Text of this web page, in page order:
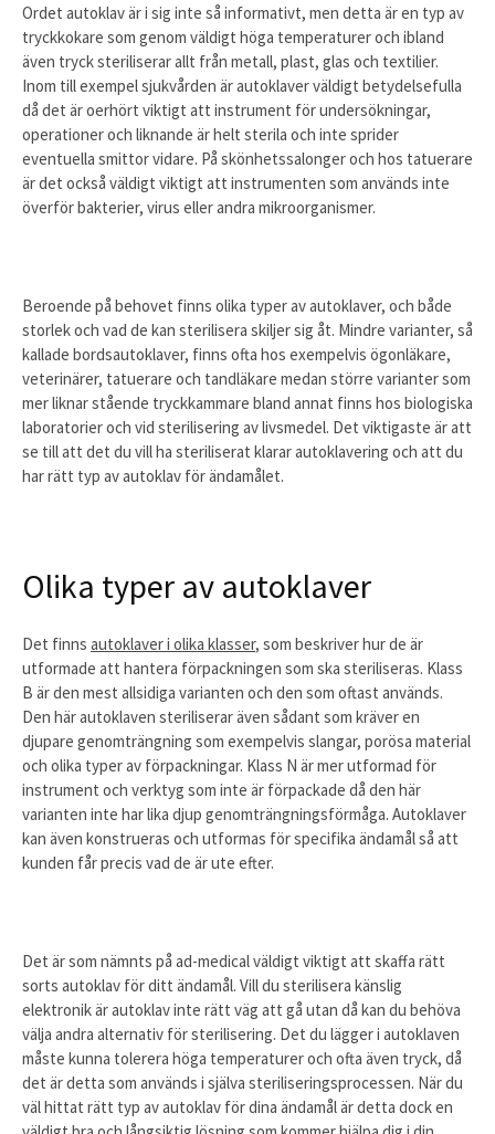
Ordet autoklav är i sig inte så informativt, men detta är en typ av
tryckkokare som genom väldigt höga temperaturer och ibland
även tryck steriliserar allt från metall, plast, glas och textilier.
Inom till exempel sjukvården är autoklaver väldigt betydelsefulla
då det är oerhört viktigt att instrument för undersökningar,
operationer och liknande är helt sterila och inte sprider
eventuella smittor vidare. På skönhetssalonger och hos tatuerare
är det också väldigt viktigt att instrumenten som används inte
överför bakterier, virus eller andra mikroorganismer.
Beroende på behovet finns olika typer av autoklaver, och både
storlek och vad de kan sterilisera skiljer sig åt. Mindre varianter, så
kallade bordsautoklaver, finns ofta hos exempelvis ögonläkare,
veterinärer, tatuerare och tandläkare medan större varianter som
mer liknar stående tryckkammare bland annat finns hos biologiska
laboratorier och vid sterilisering av livsmedel. Det viktigaste är att
se till att det du vill ha steriliserat klarar autoklavering och att du
har rätt typ av autoklav för ändamålet.
Olika typer av autoklaver
Det finns autoklaver i olika klasser, som beskriver hur de är
utformade att hantera förpackningen som ska steriliseras. Klass
B är den mest allsidiga varianten och den som oftast används.
Den här autoklaven steriliserar även sådant som kräver en
djupare genomträngning som exempelvis slangar, porösa material
och olika typer av förpackningar. Klass N är mer utformad för
instrument och verktyg som inte är förpackade då den här
varianten inte har lika djup genomträngningsförmåga. Autoklaver
kan även konstrueras och utformas för specifika ändamål så att
kunden får precis vad de är ute efter.
Det är som nämnts på ad-medical väldigt viktigt att skaffa rätt
sorts autoklav för ditt ändamål. Vill du sterilisera känslig
elektronik är autoklav inte rätt väg att gå utan då kan du behöva
välja andra alternativ för sterilisering. Det du lägger i autoklaven
måste kunna tolerera höga temperaturer och ofta även tryck, då
det är detta som används i själva steriliseringsprocessen. När du
väl hittat rätt typ av autoklav för dina ändamål är detta dock en